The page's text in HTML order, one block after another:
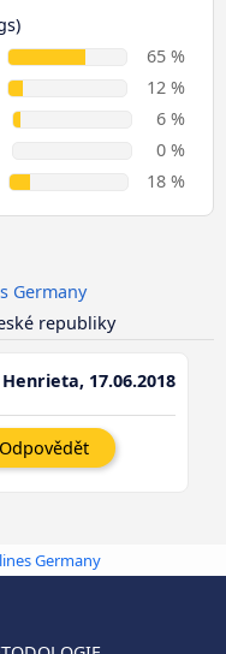
65 %
12 %
6 %
0 %
18 %
Germany
republiky
Henrieta, 17.06.2018
Odpovědět
Germany